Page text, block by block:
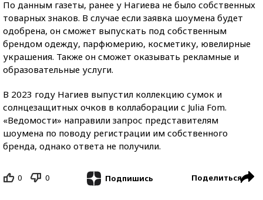
По данным газеты, ранее у Нагиева не было собственных
товарных знаков. В случае если заявка шоумена будет
одобрена, он сможет выпускать под собственным
брендом одежду, парфюмерию, косметику, ювелирные
украшения. Также он сможет оказывать рекламные и
образовательные услуги.
В 2023 году Нагиев выпустил коллекцию сумок и
солнцезащитных очков в коллаборации с Julia Fom.
«Ведомости» направили запрос представителям
шоумена по поводу регистрации им собственного
бренда, однако ответа не получили.
0 0 Подпишись Поделиться